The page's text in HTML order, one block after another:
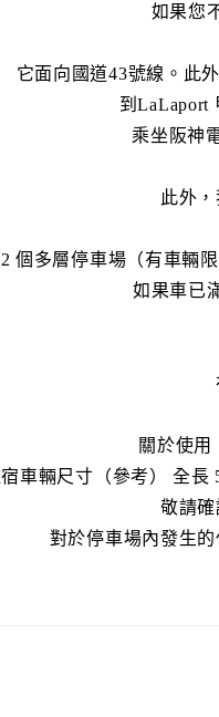
如果您
它面向國道43號線。此
到LaLaport
乘坐阪神
此外
個多層停車場（有車輛
如果車已
關於使用
車輛尺寸（參考） 全長
敬請確
對於停車場內發生